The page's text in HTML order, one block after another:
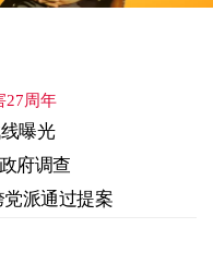
27周年
曝光
府调查
派通过提案